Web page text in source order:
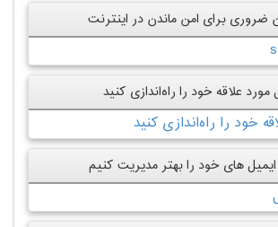
علاقه‌ خود را راه‌اندازی کنید
های خود را بهتر مدیریت کنیم